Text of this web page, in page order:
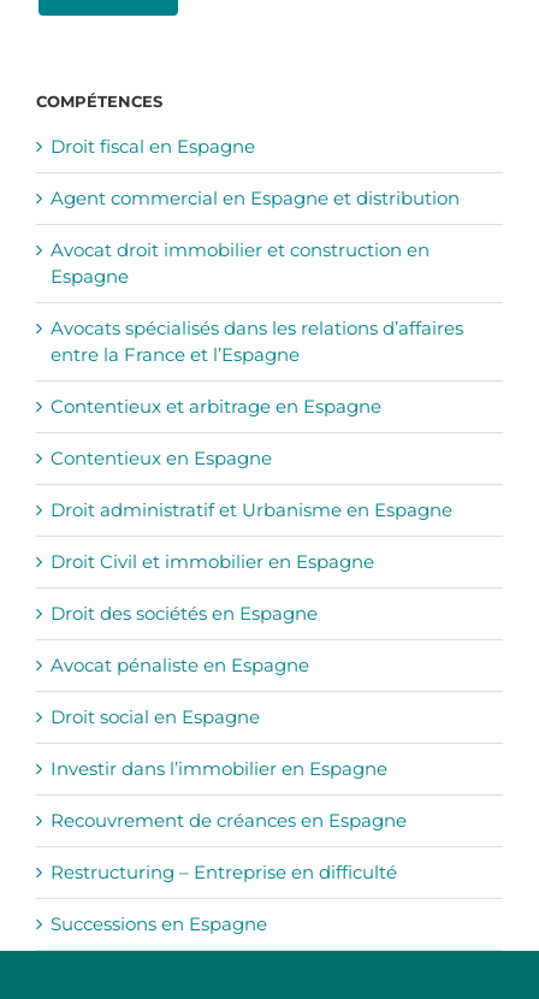
COMPÉTENCES
Droit fiscal en Espagne
Agent commercial en Espagne et distribution
Avocat droit immobilier et construction en
Espagne
Avocats spécialisés dans les relations d’affaires
entre la France et l’Espagne
Contentieux et arbitrage en Espagne
Contentieux en Espagne
Droit administratif et Urbanisme en Espagne
Droit Civil et immobilier en Espagne
Droit des sociétés en Espagne
Avocat pénaliste en Espagne
Droit social en Espagne
Investir dans l’immobilier en Espagne
Recouvrement de créances en Espagne
Restructuring – Entreprise en difficulté
Successions en Espagne